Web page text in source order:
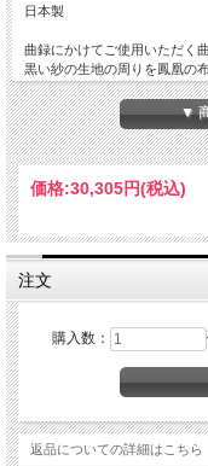
日本製
曲録にかけてご使用いただく
黒い紗の生地の周りを鳳凰の
線や細工がよく見えます。
かけたままお座りいただくこ
します。
オールシーズンご使用いただ
※画像の曲録にかけた画像は
【関連商品】
⇒ 曲録一覧はこちら
本曲録用座布団 金襴
曲録掛 縞柄蔦牡丹唐草
本曲録用金襴カバー 龍
本曲録用金襴カバー 唐草
毛氈拝敷 180x180cm
毛氈拝敷 90x180cm
▼
価格:30,305円(税込)
注文
購入数：
返品についての詳細はこちら